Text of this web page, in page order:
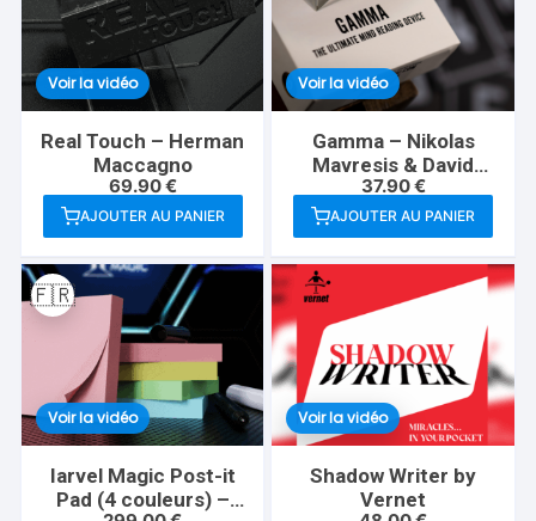
Voir la vidéo
Real Touch – Herman
Maccagno
69.90€
AJOUTER AU PANIER
Voir la vidéo
Gamma – Nikolas
Mavresis & David
Jonathan
37.90€
AJOUTER AU PANIER
🇫🇷
Voir la vidéo
Iarvel Magic Post-it
Pad (4 couleurs) –
Voir la vidéo
Shadow Writer by
Vernet